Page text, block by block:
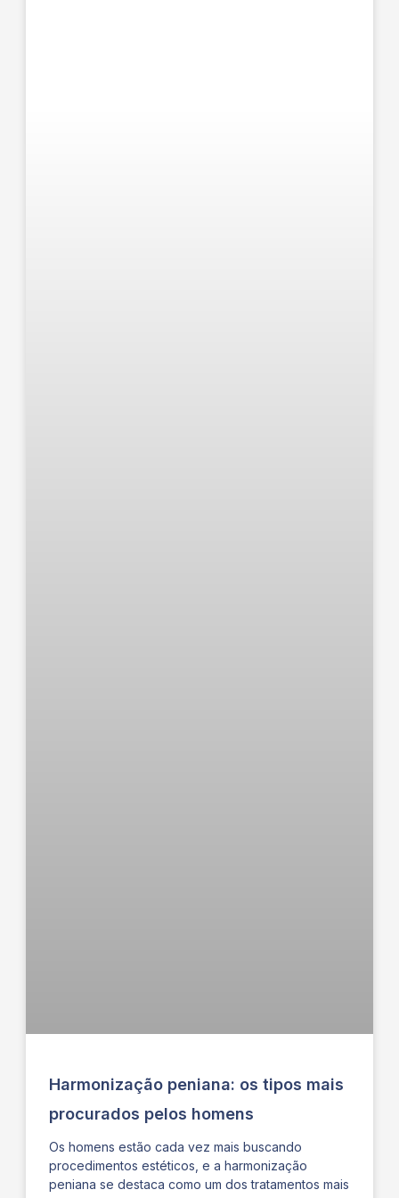
Harmonização peniana: os tipos mais
procurados pelos homens
Os homens estão cada vez mais buscando
procedimentos estéticos, e a harmonização
peniana se destaca como um dos tratamentos mais